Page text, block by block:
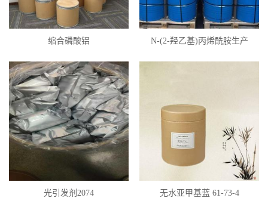
缩合磷酸铝 N-(2-羟乙基)丙烯酰胺生产
光引发剂2074 无水亚甲基蓝 61-73-4